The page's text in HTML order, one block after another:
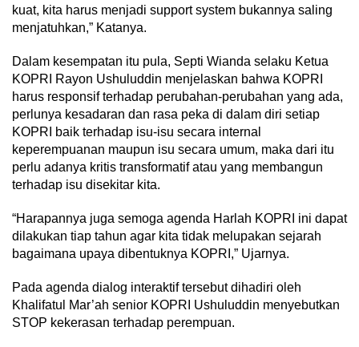
kuat, kita harus menjadi support system bukannya saling
menjatuhkan,” Katanya.
Dalam kesempatan itu pula, Septi Wianda selaku Ketua
KOPRI Rayon Ushuluddin menjelaskan bahwa KOPRI
harus responsif terhadap perubahan-perubahan yang ada,
perlunya kesadaran dan rasa peka di dalam diri setiap
KOPRI baik terhadap isu-isu secara internal
keperempuanan maupun isu secara umum, maka dari itu
perlu adanya kritis transformatif atau yang membangun
terhadap isu disekitar kita.
“Harapannya juga semoga agenda Harlah KOPRI ini dapat
dilakukan tiap tahun agar kita tidak melupakan sejarah
bagaimana upaya dibentuknya KOPRI,” Ujarnya.
Pada agenda dialog interaktif tersebut dihadiri oleh
Khalifatul Mar’ah senior KOPRI Ushuluddin menyebutkan
STOP kekerasan terhadap perempuan.